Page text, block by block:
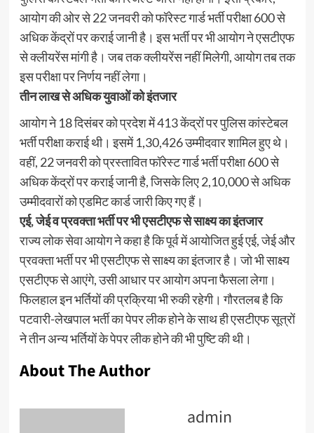
आयोग की ओर से 22 जनवरी को फॉरेस्ट गार्ड भर्ती परीक्षा 600 से
अधिक केंद्रों पर कराई जानी है। इस भर्ती पर भी आयोग ने एसटीएफ
से क्लीयरेंस मांगी है। जब तक क्लीयरेंस नहीं मिलेगी, आयोग तब तक
इस परीक्षा पर निर्णय नहीं लेगा।
तीन लाख से अधिक युवाओं को इंतजार
आयोग ने 18 दिसंबर को प्रदेश में 413 केंद्रों पर पुलिस कांस्टेबल
भर्ती परीक्षा कराई थी। इसमें 1,30,426 उम्मीदवार शामिल हुए थे।
वहीं, 22 जनवरी को प्रस्तावित फॉरेस्ट गार्ड भर्ती परीक्षा 600 से
अधिक केंद्रों पर कराई जानी है, जिसके लिए 2,10,000 से अधिक
उम्मीदवारों को एडमिट कार्ड जारी किए गए हैं।
एई, जेई व प्रवक्ता भर्ती पर भी एसटीएफ से साक्ष्य का इंतजार
राज्य लोक सेवा आयोग ने कहा है कि पूर्व में आयोजित हुई एई, जेई और
प्रवक्ता भर्ती पर भी एसटीएफ से साक्ष्य का इंतजार है। जो भी साक्ष्य
एसटीएफ से आएंगे, उसी आधार पर आयोग अपना फैसला लेगा।
फिलहाल इन भर्तियों की प्रक्रिया भी रुकी रहेगी। गौरतलब है कि
पटवारी-लेखपाल भर्ती का पेपर लीक होने के साथ ही एसटीएफ सूत्रों
ने तीन अन्य भर्तियों के पेपर लीक होने की भी पुष्टि की थी।
About The Author
admin